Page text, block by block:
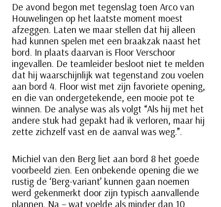
De avond begon met tegenslag toen Arco van
Houwelingen op het laatste moment moest
afzeggen. Laten we maar stellen dat hij alleen
had kunnen spelen met een braakzak naast het
bord. In plaats daarvan is Floor Verschoor
ingevallen. De teamleider besloot niet te melden
dat hij waarschijnlijk wat tegenstand zou voelen
aan bord 4. Floor wist met zijn favoriete opening,
en die van ondergetekende, een mooie pot te
winnen. De analyse was als volgt “Als hij met het
andere stuk had gepakt had ik verloren, maar hij
zette zichzelf vast en de aanval was weg.”.
Michiel van den Berg liet aan bord 8 het goede
voorbeeld zien. Een onbekende opening die we
rustig de ‘Berg-variant’ kunnen gaan noemen
werd gekenmerkt door zijn typisch aanvallende
plannen. Na – wat voelde als minder dan 10